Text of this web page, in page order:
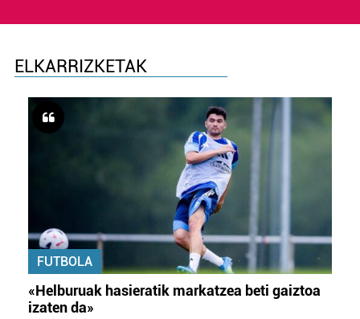
ELKARRIZKETAK
FUTBOLA
«Helburuak hasieratik markatzea beti gaiztoa
izaten da»